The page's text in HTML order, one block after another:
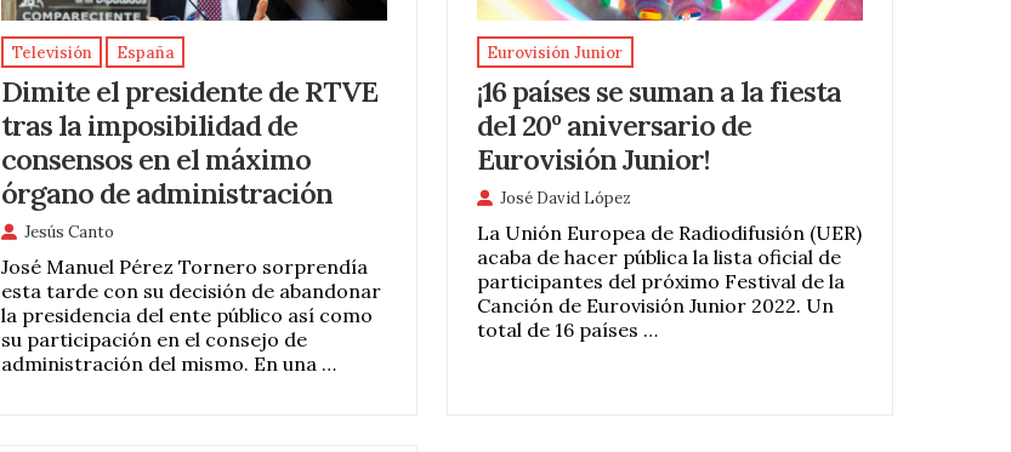
Televisión España
Dimite el presidente de RTVE
tras la imposibilidad de
consensos en el máximo
órgano de administración
Jesús Canto
José Manuel Pérez Tornero sorprendía
esta tarde con su decisión de abandonar
la presidencia del ente público así como
su participación en el consejo de
administración del mismo. En una …
Eurovisión Junior
¡16 países se suman a la fiesta
del 20º aniversario de
Eurovisión Junior!
José David López
La Unión Europea de Radiodifusión (UER)
acaba de hacer pública la lista oficial de
participantes del próximo Festival de la
Canción de Eurovisión Junior 2022. Un
total de 16 países …